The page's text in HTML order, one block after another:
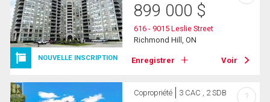
NOUVELLE INSCRIPTION
899 000 $
616 - 9015 Leslie Street
Richmond Hill, ON
Enregistrer Voir
Copropriété 3 CAC , 2 SDB ?